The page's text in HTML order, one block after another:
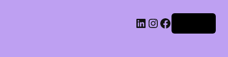
LinkedIn
Instagram
Facebook